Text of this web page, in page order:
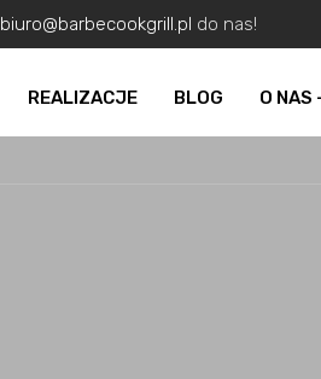
biuro@barbecookgrill.pl do nas!
REALIZACJE BLOG O NAS